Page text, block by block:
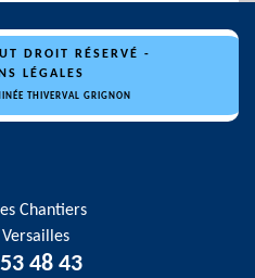
DROIT RÉSERVÉ -
LÉGALES
THIVERVAL GRIGNON
Chantiers
48 43